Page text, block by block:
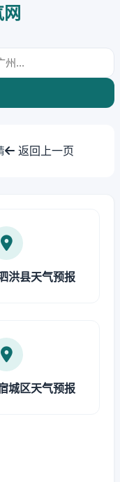
返回上一页
洪县天气预报
城区天气预报